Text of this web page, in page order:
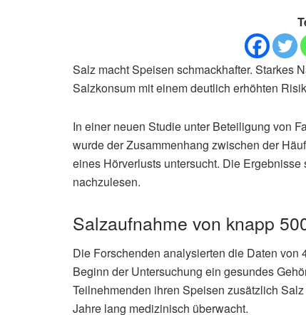
Salz macht Speisen schmackhafter. Starkes
Salzkonsum mit einem deutlich erhöhten
In einer neuen Studie unter Beteiligung von
wurde der Zusammenhang zwischen der
eines Hörverlusts untersucht. Die Ergebnisse
nachzulesen.
Salzaufnahme von knapp
Die Forschenden analysierten die Daten von
Beginn der Untersuchung ein gesundes
Teilnehmenden ihren Speisen zusätzlich
Jahre lang medizinisch überwacht.